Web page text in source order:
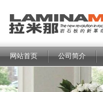
网站首页 公司简介